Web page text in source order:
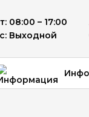
08:00 – 17:00
Выходной